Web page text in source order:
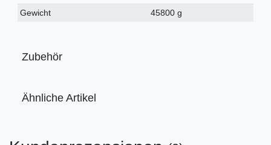
Gewicht
45800 g
Zubehör
Ähnliche Artikel